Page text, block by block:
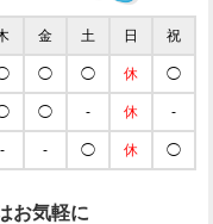
金 土 日 祝
◯ ◯ 休 ◯
◯ - 休 -
- - ◯ 休 ◯
お気軽に